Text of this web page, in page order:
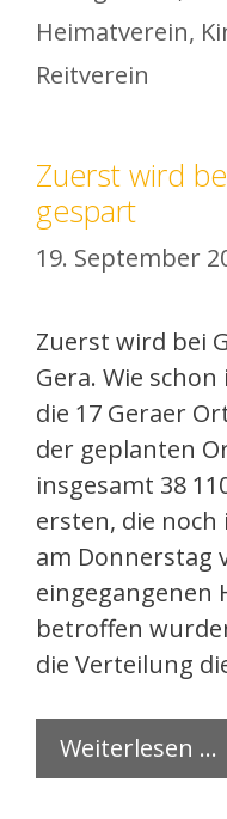
Heimatverein,
Reitverein
Zuerst wird
gespart
19. September
Zuerst wird bei
Gera. Wie
die 17 Geraer
der geplanten
insgesamt 38
ersten, die
am Donnerstag
eingegangenen
betroffen
die Verteilung
Weiterlesen …